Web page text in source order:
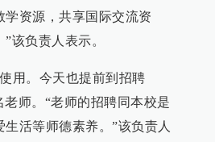
资源，共享国际交流资
该负责人表示。
用。今天也提前到招聘
师。“老师的招聘同本校是
活等师德素养。”该负责人